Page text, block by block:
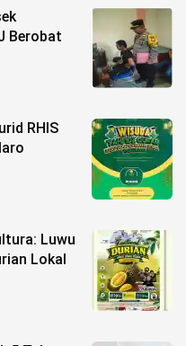
Berobat
RHIS
Luwu
Lokal